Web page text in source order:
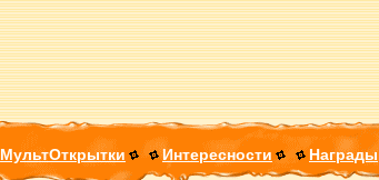
МультОткрытки Интересности Награды